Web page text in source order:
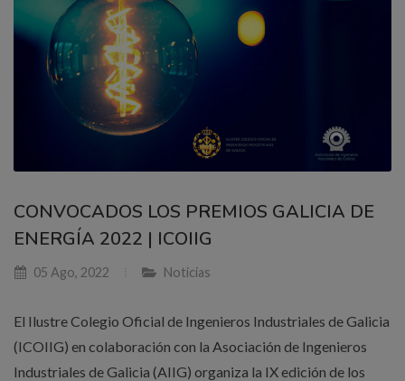
CONVOCADOS LOS PREMIOS GALICIA DE
ENERGÍA 2022 | ICOIIG
05 Ago, 2022 Noticias
El Ilustre Colegio Oficial de Ingenieros Industriales de Galicia
(ICOIIG) en colaboración con la Asociación de Ingenieros
Industriales de Galicia (AIIG) organiza la IX edición de los